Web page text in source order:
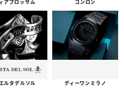
アブロッサム コンロン
ルタデルソル ディーワンミラノ